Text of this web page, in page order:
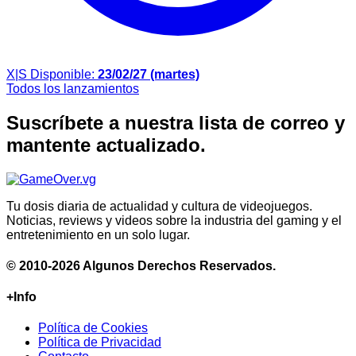
X|S Disponible: 23/02/27 (martes)
Todos los lanzamientos
Suscríbete a nuestra lista de correo y
mantente actualizado.
Tu dosis diaria de actualidad y cultura de videojuegos.
Noticias, reviews y videos sobre la industria del gaming y el
entretenimiento en un solo lugar.
© 2010-2026 Algunos Derechos Reservados.
+Info
Política de Cookies
Política de Privacidad